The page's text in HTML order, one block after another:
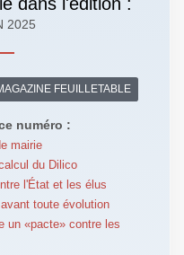
2025
FEUILLETABLE
numéro :
mairie
du Dilico
l'État et les élus
toute évolution
un «pacte» contre les